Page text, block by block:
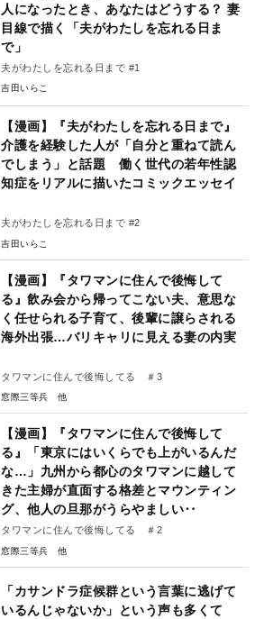
人になったとき、あなたはどうする？ 妻
目線で描く「夫がわたしを忘れる日ま
で」
夫がわたしを忘れる日まで #1
吉田いらこ
【漫画】『夫がわたしを忘れる日まで』
介護を経験した人が「自分と重ねて読ん
でしまう」と話題 働く世代の若年性認
知症をリアルに描いたコミックエッセイ
夫がわたしを忘れる日まで #2
吉田いらこ
【漫画】『タワマンに住んで後悔して
る』飲み会から帰ってこない夫、意思な
く任せられる子育て、後輩に譲らされる
海外出張…バリキャリに見える妻の内実
タワマンに住んで後悔してる ＃3
窓際三等兵
【漫画】『タワマンに住んで後悔して
る』「東京にはいくらでも上がいるんだ
な…」九州から都心のタワマンに越して
きた主婦が直面する格差とマウンティン
グ、他人の旦那がうらやましい‥
タワマンに住んで後悔してる ＃2
窓際三等兵
「カサンドラ症候群という言葉に逃げて
いるんじゃないか」という声も多くて